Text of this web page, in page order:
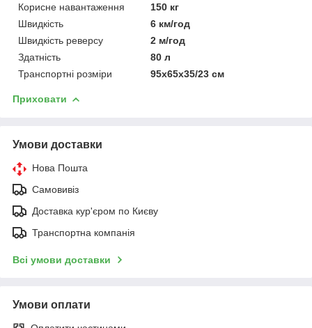
Корисне навантаження
150 кг
Швидкість
6 км/год
Швидкість реверсу
2 м/год
Здатність
80 л
Транспортні розміри
95x65x35/23 см
Приховати
Умови доставки
Нова Пошта
Самовивіз
Доставка кур'єром по Києву
Транспортна компанія
Всі умови доставки
Умови оплати